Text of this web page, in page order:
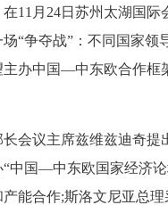
健康 信息
文 新华电视英
11月24日苏州太湖国际
“争夺战”：不同国家领
主办中国—中东欧合作框
议主席兹维兹迪奇提
“中国—中东欧国家经济
能合作;斯洛文尼亚总